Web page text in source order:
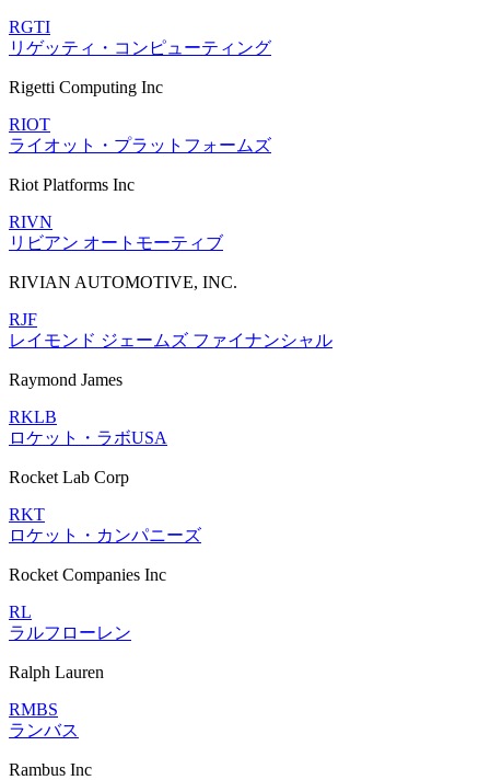
RGTI
リゲッティ・コンピューティング
Rigetti Computing Inc
RIOT
ライオット・プラットフォームズ
Riot Platforms Inc
RIVN
リビアン オートモーティブ
RIVIAN AUTOMOTIVE, INC.
RJF
レイモンド ジェームズ ファイナンシャル
Raymond James
RKLB
ロケット・ラボUSA
Rocket Lab Corp
RKT
ロケット・カンパニーズ
Rocket Companies Inc
RL
ラルフローレン
Ralph Lauren
RMBS
ランバス
Rambus Inc